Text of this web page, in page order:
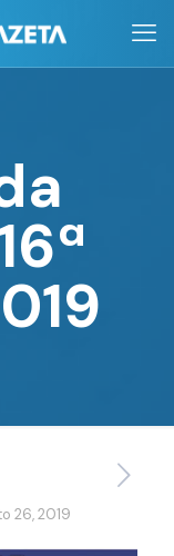
26, 2019